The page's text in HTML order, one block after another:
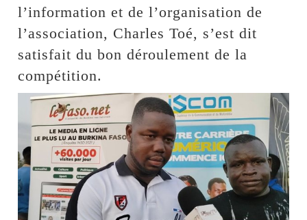
l’information et de l’organisation de
l’association, Charles Toé, s’est dit
satisfait du bon déroulement de la
compétition.